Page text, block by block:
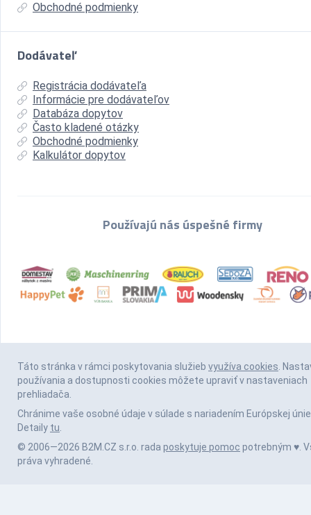
Obchodné podmienky
Dodávateľ
Registrácia dodávateľa
Informácie pre dodávateľov
Databáza dopytov
Často kladené otázky
Obchodné podmienky
Kalkulátor dopytov
Používajú nás úspešné firmy
Táto stránka v rámci poskytovania služieb využíva cookies.
používania a dostupnosti cookies môžete upraviť v nastaveniach
prehliadača.
Chránime vaše osobné údaje v súlade s nariadením Európskej únie
Detaily tu.
© 2006—2026 B2M.CZ s.r.o. rada poskytuje pomoc potrebným ♥️.
práva vyhradené.